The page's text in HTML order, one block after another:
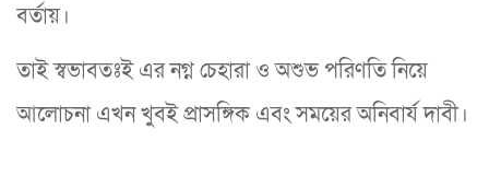
বর্তায়।
তাই স্বভাবতঃই এর নগ্ন চেহারা ও অশুভ পরিণতি নিয়ে
আলোচনা এখন খুবই প্রাসঙ্গিক এবং সময়ের অনিবার্য দাবী।